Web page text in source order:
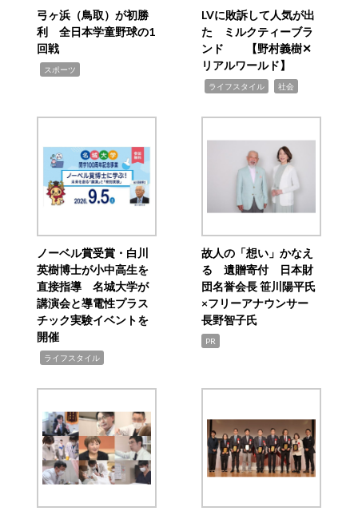
弓ヶ浜（鳥取）が初勝
利 全日本学童野球の1
回戦
スポーツ
LVに敗訴して人気が出
た ミルクティーブラ
ンド 【野村義樹✕
リアルワールド】
ライフスタイル 社会
ノーベル賞受賞・白川
英樹博士が小中高生を
直接指導 名城大学が
講演会と導電性プラス
チック実験イベントを
開催
ライフスタイル
故人の「想い」かなえ
る 遺贈寄付 日本財
団名誉会長 笹川陽平氏
×フリーアナウンサー
長野智子氏
PR